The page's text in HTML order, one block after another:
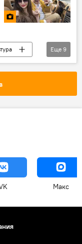
Еще 9
Макс